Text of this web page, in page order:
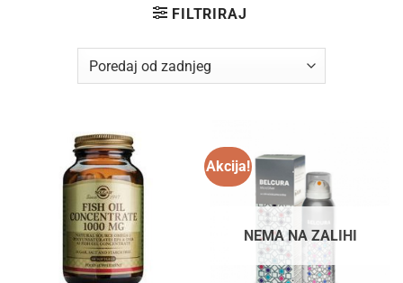
FILTRIRAJ
Akcija!
NEMA NA ZALIHI